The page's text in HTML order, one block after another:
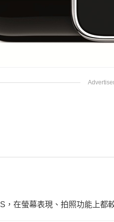
，在螢幕表現、拍照功能上都